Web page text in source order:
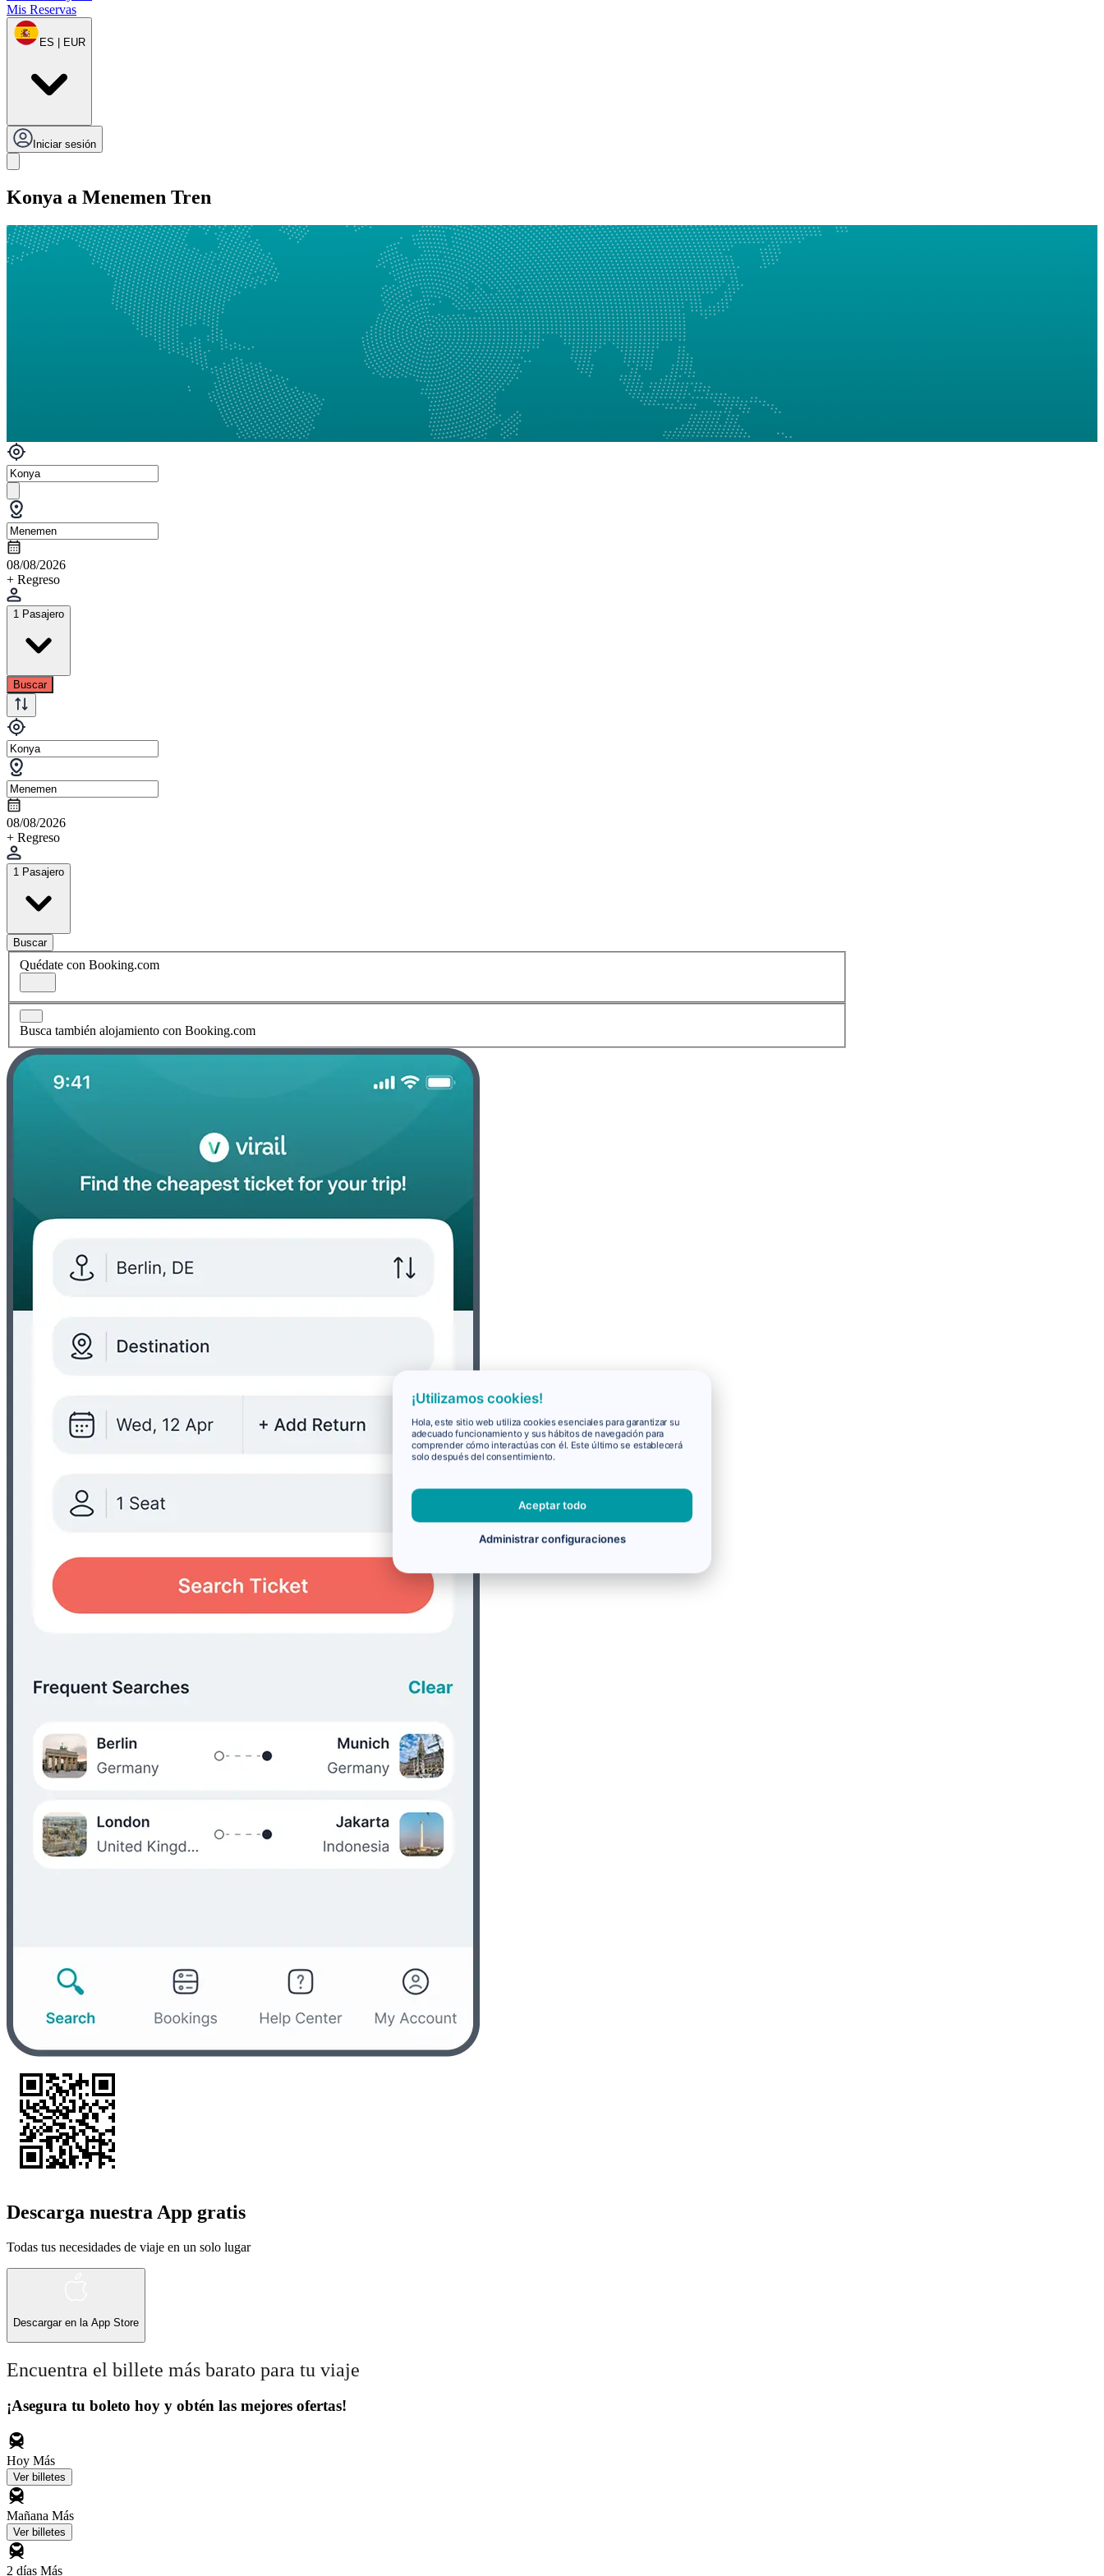
Mis Reservas
ES | EUR
Iniciar sesión
Konya a Menemen Tren
08/08/2026
+ Regreso
1 Pasajero
Buscar
08/08/2026
+ Regreso
1 Pasajero
Buscar
Quédate con Booking.com
Busca también alojamiento con Booking.com
Descarga nuestra App gratis
Todas tus necesidades de viaje en un solo lugar
Descargar en la App Store
Encuentra el billete más barato para tu viaje
¡Asegura tu boleto hoy y obtén las mejores ofertas!
Hoy Más
Ver billetes
Mañana Más
Ver billetes
2 días Más
¡Utilizamos cookies!
Hola, este sitio web utiliza cookies esenciales para garantizar su
adecuado funcionamiento y sus hábitos de navegación para
comprender cómo interactúas con él. Este último se establecerá
solo después del consentimiento.
Aceptar todo
Administrar configuraciones